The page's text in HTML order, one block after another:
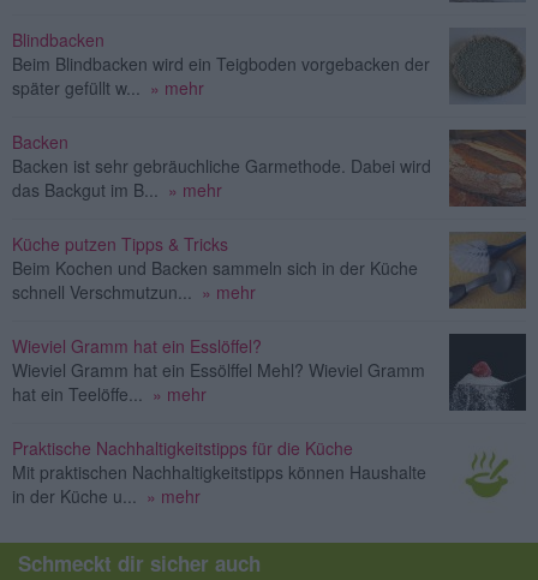
Blindbacken
Beim Blindbacken wird ein Teigboden vorgebacken der
später gefüllt w... » mehr
Backen
Backen ist sehr gebräuchliche Garmethode. Dabei wird
das Backgut im B... » mehr
Küche putzen Tipps & Tricks
Beim Kochen und Backen sammeln sich in der Küche
schnell Verschmutzun... » mehr
Wieviel Gramm hat ein Esslöffel?
Wieviel Gramm hat ein Essölffel Mehl? Wieviel Gramm
hat ein Teelöffe... » mehr
Praktische Nachhaltigkeitstipps für die Küche
Mit praktischen Nachhaltigkeitstipps können Haushalte
in der Küche u... » mehr
Schmeckt dir sicher auch